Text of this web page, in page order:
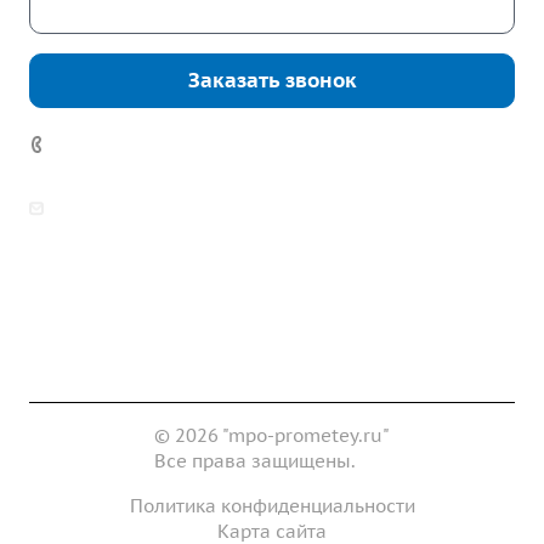
Заказать звонок
© 2026 "mpo-prometey.ru"
Все права защищены.
Политика конфиденциальности
Карта сайта